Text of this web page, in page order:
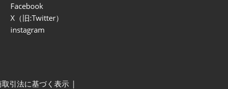
Facebook
X（旧:Twitter）
instagram
引法に基づく表示